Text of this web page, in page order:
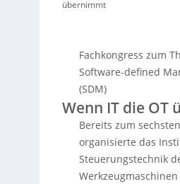
übernimmt
Fachkongress zum
Software-defined
(SDM)
Wenn IT die OT
Bereits zum
organisierte das
Steuerungstechnik